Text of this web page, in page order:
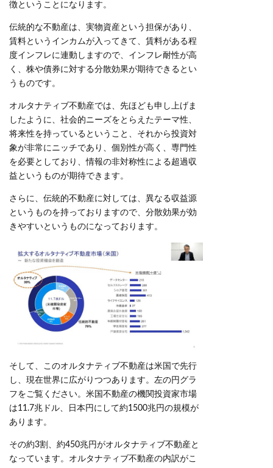
徴ということになります。
伝統的な不動産は、実物資産という担保があり、
賃料というインカムが入ってきて、賃料がある程
度インフレに連動しますので、インフレ耐性が高
く、株や債券に対する分散効果が期待できるとい
うものです。
オルタナティブ不動産では、先ほども申し上げま
したように、社会的ニーズをとらえたテーマ性、
将来性を持っているということ、それから投資対
象が非常にニッチであり、個別性が高く、専門性
を必要としており、情報の非対称性による超過収
益というものが期待できます。
さらに、伝統的不動産に対しては、異なる収益源
というものを持っておりますので、分散効果が効
きやすいというものになっております。
そして、このオルタナティブ不動産は米国で先行
し、現在世界に広がりつつあります。左の円グラ
フをご覧ください。米国不動産の機関投資家市場
は11.7兆ドル、日本円にして約1500兆円の規模が
あります。
その約3割、約450兆円がオルタナティブ不動産と
なっています。オルタナティブ不動産の内訳がこ